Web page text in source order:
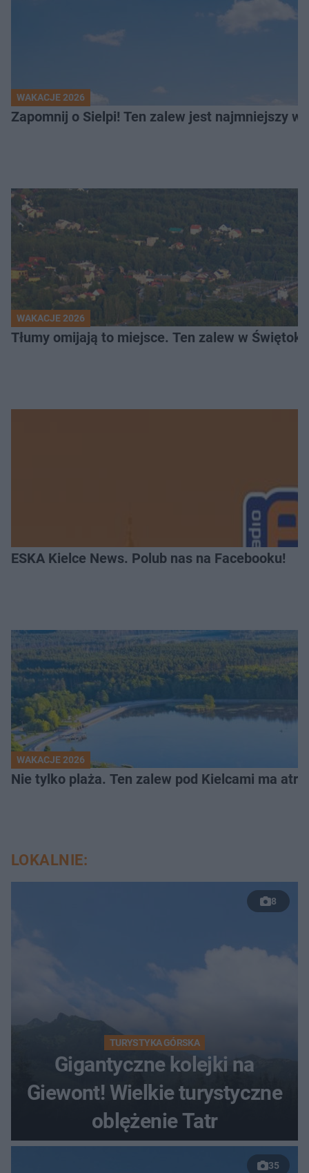
WAKACJE 2026
WAKACJE 2026
Tłumy omijają to miejsce. Ten zalew w
ESKA Kielce News. Polub nas na Facebooku!
WAKACJE 2026
Nie tylko plaża. Ten zalew pod Kielcami ma
LOKALNIE:
8
TURYSTYKA GÓRSKA
Gigantyczne kolejki na
Giewont! Wielkie turystyczne
oblężenie Tatr
35